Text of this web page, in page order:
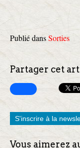
Publié dansSorties
Partager cet
S'inscrire à la
Vous aimerez